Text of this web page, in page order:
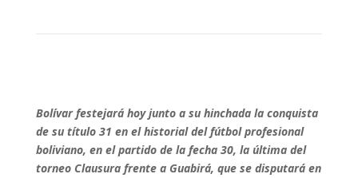
Bolívar festejará hoy junto a su hinchada la conquista
de su título 31 en el historial del fútbol profesional
boliviano, en el partido de la fecha 30, la última del
torneo Clausura frente a Guabirá, que se disputará en